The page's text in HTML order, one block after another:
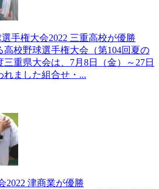
手権大会2022 三重高校が優勝
校野球選手権大会（第104回夏の
三重県大会は、7月8日（金）～27日
れました組合せ・...
2022 津商業が優勝